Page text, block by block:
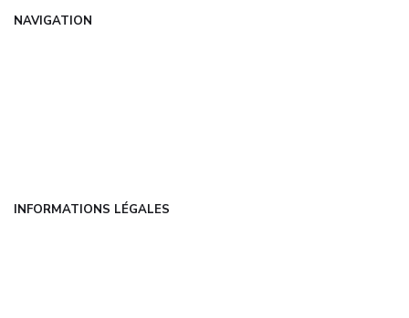
NAVIGATION
INFORMATIONS LÉGALES